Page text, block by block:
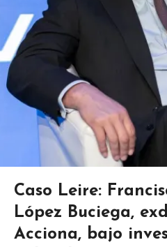
Caso Leire:
López Buciega,
Acciona, bajo